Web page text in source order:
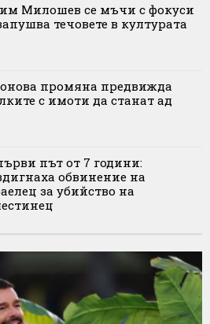
Милошев се мъчи с фокуси
течовете в културата
промяна предвижда
с имоти да станат ад
път от 7 години:
обвинение на
за убийство на